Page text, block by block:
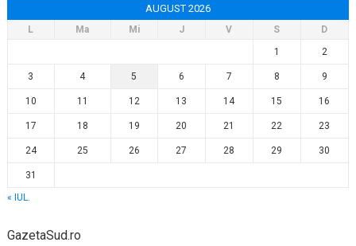
AUGUST 2026
L Ma Mi J V S
D
1
2
3 4 5 6 7 8 9
10 11 12 13 14 15 16
17 18 19 20 21 22 23
24 25 26 27 28 29 30
31
« IUL.
GazetaSud.ro